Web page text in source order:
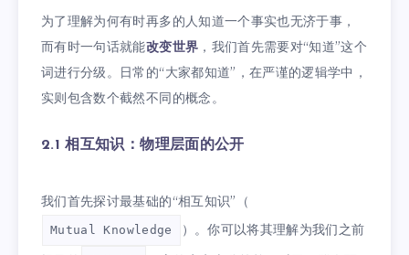
为了理解为何有时再多的人知道一个事实也无济于事，
而有时一句话就能改变世界 ，我们首先需要对“知道”这个
词进行分级。日常的“大家都知道”，在严谨的逻辑学中，
实则包含数个截然不同的概念。
2.1 相互知识：物理层面的公开
我们首先探讨最基础的“相互知识”（
Mutual Knowledge
）。你可以将其理解为我们之前